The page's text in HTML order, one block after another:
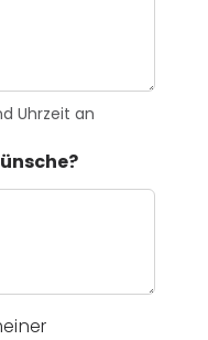
Uhrzeit an